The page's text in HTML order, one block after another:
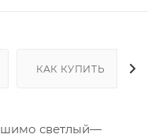
КАК КУПИТЬ
шимо светлый—